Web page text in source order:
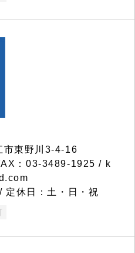
東野川3-4-16
：03-3489-1925 / k
休日：土・日・祝